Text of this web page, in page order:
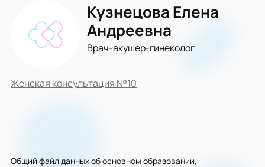
Кузнецова Елена
Андреевна
Врач-акушер-гинеколог
Женская консультация №10
Общий файл данных об основном образовании,